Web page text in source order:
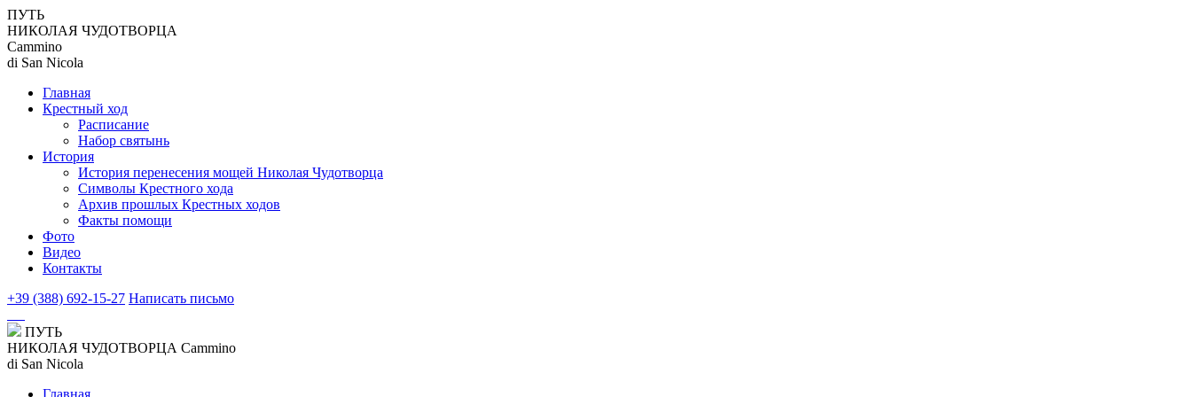
ПУТЬ
НИКОЛАЯ ЧУДОТВОРЦА
Cammino
di San Nicola
Главная
Крестный ход
Расписание
Набор святынь
История
История перенесения мощей Николая Чудотворца
Символы Крестного хода
Архив прошлых Крестных ходов
Факты помощи
Фото
Видео
Контакты
+39 (388) 692-15-27 Написать письмо
ПУТЬ
НИКОЛАЯ ЧУДОТВОРЦА Cammino
di San Nicola
Главная